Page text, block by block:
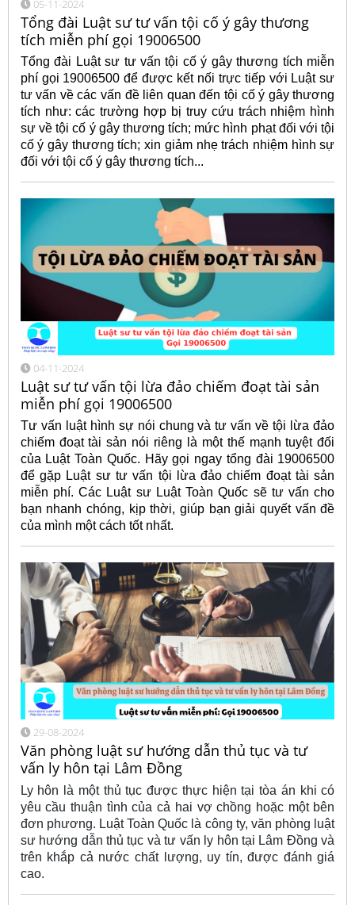
05-11-2024
Tổng đài Luật sư tư vấn tội cố ý gây thương
tích miễn phí gọi 19006500
Tổng đài Luật sư tư vấn tội cố ý gây thương tích miễn
phí gọi 19006500 để được kết nối trực tiếp với Luật sư
tư vấn về các vấn đề liên quan đến tội cố ý gây thương
tích như: các trường hợp bị truy cứu trách nhiệm hình
sự về tội cố ý gây thương tích; mức hình phạt đối với tội
cố ý gây thương tích; xin giảm nhẹ trách nhiệm hình sự
đối với tội cố ý gây thương tích...
04-11-2024
Luật sư tư vấn tội lừa đảo chiếm đoạt tài sản
miễn phí gọi 19006500
Tư vấn luật hình sự nói chung và tư vấn về tội lừa đảo
chiếm đoạt tài sản nói riêng là một thế mạnh tuyệt đối
của Luật Toàn Quốc. Hãy gọi ngay tổng đài 19006500
để gặp Luật sư tư vấn tội lừa đảo chiếm đoạt tài sản
miễn phí. Các Luật sư Luật Toàn Quốc sẽ tư vấn cho
bạn nhanh chóng, kịp thời, giúp bạn giải quyết vấn đề
của mình một cách tốt nhất.
29-08-2024
Văn phòng luật sư hướng dẫn thủ tục và tư
vấn ly hôn tại Lâm Đồng
Ly hôn là một thủ tục được thực hiện tại tòa án khi có
yêu cầu thuận tình của cả hai vợ chồng hoặc một bên
đơn phương. Luật Toàn Quốc là công ty, văn phòng luật
sư hướng dẫn thủ tục và tư vấn ly hôn tại Lâm Đồng và
trên khắp cả nước chất lượng, uy tín, được đánh giá
cao.